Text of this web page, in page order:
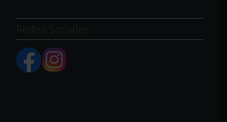
Redes Sociales